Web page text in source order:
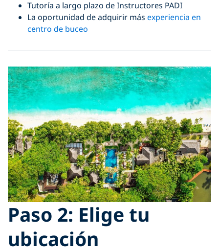
Tutoría a largo plazo de Instructores PADI
La oportunidad de adquirir más experiencia en
centro de buceo
Paso 2: Elige tu
ubicación